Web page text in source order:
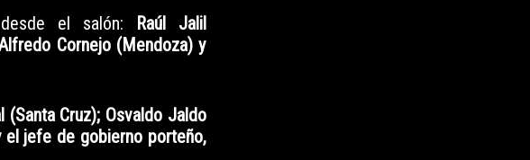
el salón:
Raúl Jalil
Cornejo (Mendoza) y
Cruz); Osvaldo Jaldo
el jefe de gobierno porteño,